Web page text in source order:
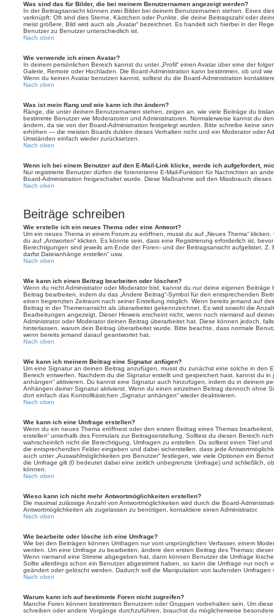
Was sind das für Bilder, die bei meinem Benutzernamen angezeigt werden?
In der Beitragsansicht können zwei Bilder bei deinem Benutzernamen stehen. Eines
verknüpft: Oft sind dies Sterne, Kästchen oder Punkte, die deine Beitragszahl oder
meist größere, Bild wird auch als „Avatar“ bezeichnet. Es handelt sich hierbei in der
Benutzer zu Benutzer unterschiedlich ist.
Nach oben
Wie verwende ich einen Avatar?
In deinem persönlichen Bereich kannst du unter „Profil“ einen Avatar über eine der
Galerie, Remote oder Hochladen. Die Board-Administration kann bestimmen, ob und
Wenn du keinen Avatar benutzen kannst, solltest du die Board-Administration
Nach oben
Was ist mein Rang und wie kann ich ihn ändern?
Ränge, die unter deinem Benutzernamen stehen, zeigen an, wie viele Beiträge du
bestimmte Benutzer wie Moderatoren und Administratoren. Normalerweise kannst du
ändern, da sie von der Board-Administration festgelegt wurden. Bitte schreibe keine
erhöhen — die meisten Boards dulden dieses Verhalten nicht und ein Moderator oder
Umständen einfach wieder zurücksetzen.
Nach oben
Wenn ich bei einem Benutzer auf den E-Mail-Link klicke, werde ich aufgefordert,
Nur registrierte Benutzer dürfen die foreninterne E-Mail-Funktion für Nachrichten an
Board-Administration freigeschaltet wurde. Diese Maßnahme soll den Missbrauch
Nach oben
Beiträge schreiben
Wie erstelle ich ein neues Thema oder eine Antwort?
Um ein neues Thema in einem Forum zu eröffnen, musst du auf „Neues Thema“
du auf „Antworten“ klicken. Es könnte sein, dass eine Registrierung erforderlich ist,
Berechtigungen sind jeweils am Ende der Foren- und der Beitragsansicht aufgelistet. Z.
darfst Dateianhänge erstellen“ usw.
Nach oben
Wie kann ich einen Beitrag bearbeiten oder löschen?
Wenn du nicht Administrator oder Moderator bist, kannst du nur deine eigenen
Beitrag bearbeiten, indem du das „Ändere Beitrag“-Symbol für den entsprechenden
einen begrenzten Zeitraum nach seiner Erstellung möglich. Wenn bereits jemand auf
Beitrag in der Themenansicht als überarbeitet gekennzeichnet. Es wird sowohl die
Bearbeitungen angezeigt. Dieser Hinweis erscheint nicht, wenn noch niemand auf
Administrator oder Moderator deinen Beitrag überarbeitet hat. Diese können jedoch,
hinterlassen, warum dein Beitrag überarbeitet wurde. Bitte beachte, dass normale
wenn bereits jemand darauf geantwortet hat.
Nach oben
Wie kann ich meinem Beitrag eine Signatur anfügen?
Um eine Signatur an deinen Beitrag anzufügen, musst du zunächst eine solche in den
Bereich entwerfen. Nachdem du die Signatur erstellt und gespeichert hast, kannst du in
anhängen“ aktivieren. Du kannst eine Signatur auch hinzufügen, indem du in deinem
Anhängen deiner Signatur aktivierst. Wenn du einen einzelnen Beitrag dennoch ohne
dort einfach das Kontrollkästchen „Signatur anhängen“ wieder deaktivieren.
Nach oben
Wie kann ich eine Umfrage erstellen?
Wenn du ein neues Thema eröffnest oder den ersten Beitrag eines Themas
erstellen“ unterhalb des Formulars zur Beitragserstellung. Solltest du diesen Bereich
wahrscheinlich nicht die Berechtigung, Umfragen zu erstellen. Du solltest einen Titel
die entsprechenden Felder eingeben und dabei sicherstellen, dass jede
auch unter „Auswahlmöglichkeiten pro Benutzer“ festlegen, wie viele Optionen ein
die Umfrage gilt (0 bedeutet dabei eine zeitlich unbegrenzte Umfrage) und schließlich,
können.
Nach oben
Wieso kann ich nicht mehr Antwortmöglichkeiten erstellen?
Die maximal zulässige Anzahl von Antwortmöglichkeiten wird durch die Board-
Antwortmöglichkeiten als zugelassen zu benötigen, kontaktiere einen Administrator.
Nach oben
Wie bearbeite oder lösche ich eine Umfrage?
Wie bei den Beiträgen können Umfragen nur vom ursprünglichen Verfasser, einem
werden. Um eine Umfrage zu bearbeiten, ändere den ersten Beitrag des Themas;
Wenn niemand eine Stimme abgegeben hat, dann können Benutzer die Umfrage
Sollte allerdings schon ein Benutzer abgestimmt haben, so kann die Umfrage nur noch
geändert oder gelöscht werden. Dadurch soll die Manipulation von laufenden Umfragen
Nach oben
Warum kann ich auf bestimmte Foren nicht zugreifen?
Manche Foren können bestimmten Benutzern oder Gruppen vorbehalten sein. Um
schreiben oder andere Vorgänge durchzuführen, brauchst du möglicherweise